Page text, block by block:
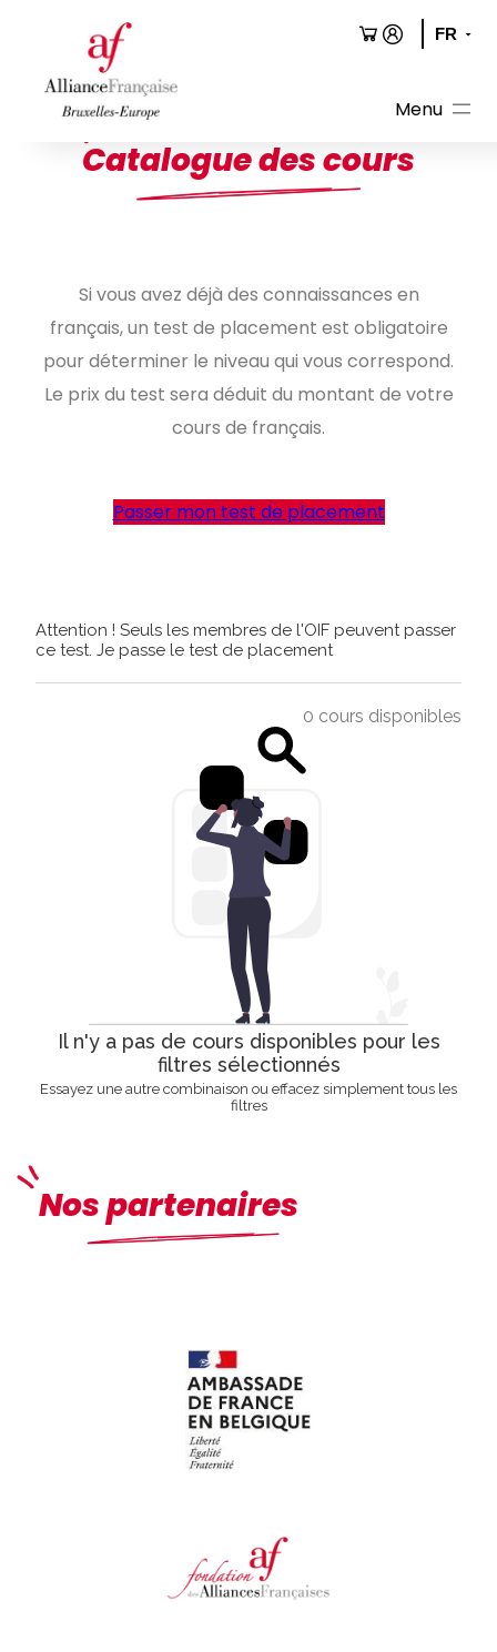
contenu
Catalogue des cours
Si vous avez déjà des connaissances en
français, un test de placement est obligatoire
pour déterminer le niveau qui vous correspond.
Le prix du test sera déduit du montant de votre
cours de français.
Passer mon test de placement
Attention ! Seuls les membres de l'OIF peuvent passer
ce test. Je passe le test de placement
0 cours disponibles
Il n'y a pas de cours disponibles pour les
filtres sélectionnés
Essayez une autre combinaison ou effacez simplement tous les
filtres
Nos partenaires